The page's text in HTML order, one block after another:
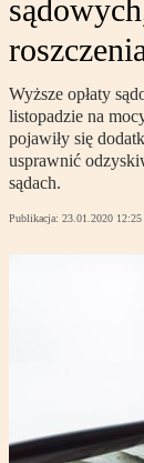
Wyższe opłaty
listopadzie na
pojawiły się
usprawnić
sądach.
Publikacja: 23.01.2020 12:25